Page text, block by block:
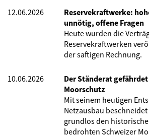
12.06.2026
Reservekraftwerke:
unnötig, offene Fragen
Heute wurden die
Reservekraftwerken
der saftigen Rechnung.
10.06.2026
Der Ständerat
Moorschutz
Mit seinem heutigen
Netzausbau
grundlos den
bedrohten Schweizer